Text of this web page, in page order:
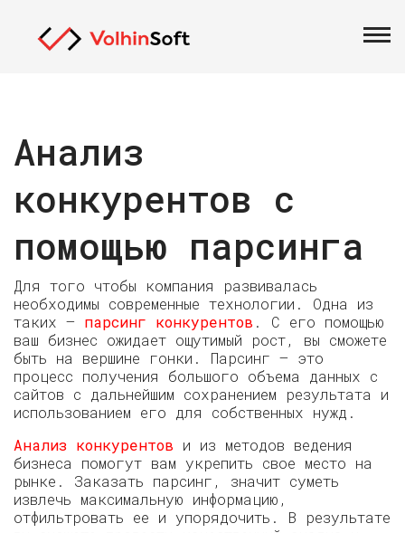
Анализ
конкурентов с
помощью парсинга
Для того чтобы компания развивалась
необходимы современные технологии. Одна из
таких — парсинг конкурентов . С его помощью
ваш бизнес ожидает ощутимый рост, вы сможете
быть на вершине гонки. Парсинг — это
процесс получения большого объема данных с
сайтов с дальнейшим сохранением результата и
использованием его для собственных нужд.
Анализ конкурентов и из методов ведения
бизнеса помогут вам укрепить свое место на
рынке. Заказать парсинг, значит суметь
извлечь максимальную информацию,
отфильтровать ее и упорядочить. В результате